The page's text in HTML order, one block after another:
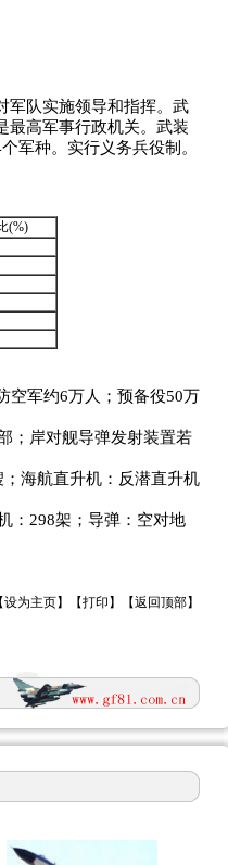
队实施领导和指挥。武
最高军事行政机关。武装
军种。实行义务兵役制。
(%)
空军约6万人；预备役50万
；岸对舰导弹发射装置若
海航直升机：反潜直升机
：298架；导弹：空对地
设为主页】【打印 】【返回顶部】